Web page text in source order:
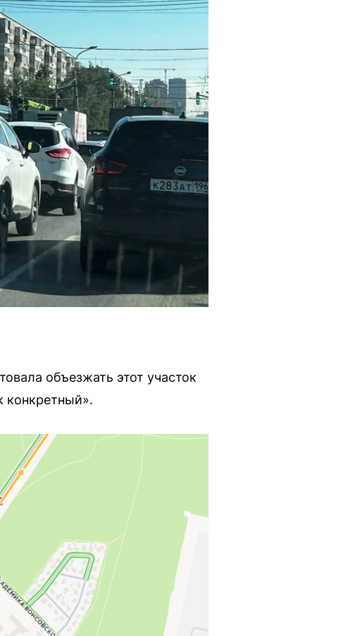
объезжать этот участок
конкретный».